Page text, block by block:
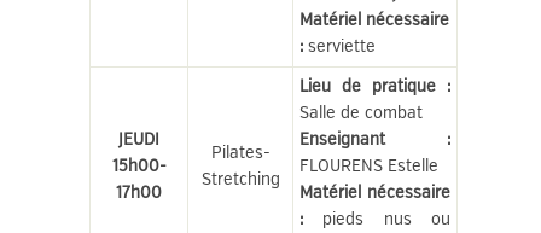
Matériel nécessaire
: serviette
JEUDI
15h00-
17h00
Pilates-
Stretching
Lieu de pratique :
Salle de combat
Enseignant :
FLOURENS Estelle
Matériel nécessaire
: pieds nus ou